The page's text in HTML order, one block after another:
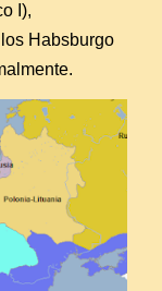
I),
Habsburgo